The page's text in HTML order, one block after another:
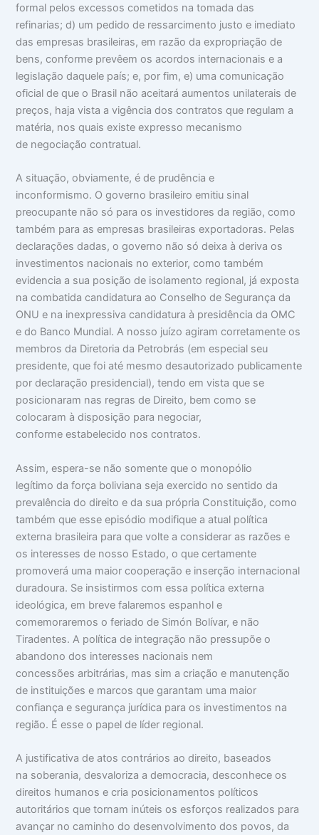
formal pelos excessos cometidos na tomada das
refinarias; d) um pedido de ressarcimento justo e imediato
das empresas brasileiras, em razão da expropriação de
bens, conforme prevêem os acordos internacionais e a
legislação daquele país; e, por fim, e) uma comunicação
oficial de que o Brasil não aceitará aumentos unilaterais de
preços, haja vista a vigência dos contratos que regulam a
matéria, nos quais existe expresso mecanismo
de negociação contratual.
A situação, obviamente, é de prudência e
inconformismo. O governo brasileiro emitiu sinal
preocupante não só para os investidores da região, como
também para as empresas brasileiras exportadoras. Pelas
declarações dadas, o governo não só deixa à deriva os
investimentos nacionais no exterior, como também
evidencia a sua posição de isolamento regional, já exposta
na combatida candidatura ao Conselho de Segurança da
ONU e na inexpressiva candidatura à presidência da OMC
e do Banco Mundial. A nosso juízo agiram corretamente os
membros da Diretoria da Petrobrás (em especial seu
presidente, que foi até mesmo desautorizado publicamente
por declaração presidencial), tendo em vista que se
posicionaram nas regras de Direito, bem como se
colocaram à disposição para negociar,
conforme estabelecido nos contratos.
Assim, espera-se não somente que o monopólio
legítimo da força boliviana seja exercido no sentido da
prevalência do direito e da sua própria Constituição, como
também que esse episódio modifique a atual política
externa brasileira para que volte a considerar as razões e
os interesses de nosso Estado, o que certamente
promoverá uma maior cooperação e inserção internacional
duradoura. Se insistirmos com essa política externa
ideológica, em breve falaremos espanhol e
comemoraremos o feriado de Simón Bolívar, e não
Tiradentes. A política de integração não pressupõe o
abandono dos interesses nacionais nem
concessões arbitrárias, mas sim a criação e manutenção
de instituições e marcos que garantam uma maior
confiança e segurança jurídica para os investimentos na
região. É esse o papel de líder regional.
A justificativa de atos contrários ao direito, baseados
na soberania, desvaloriza a democracia, desconhece os
direitos humanos e cria posicionamentos políticos
autoritários que tornam inúteis os esforços realizados para
avançar no caminho do desenvolvimento dos povos, da